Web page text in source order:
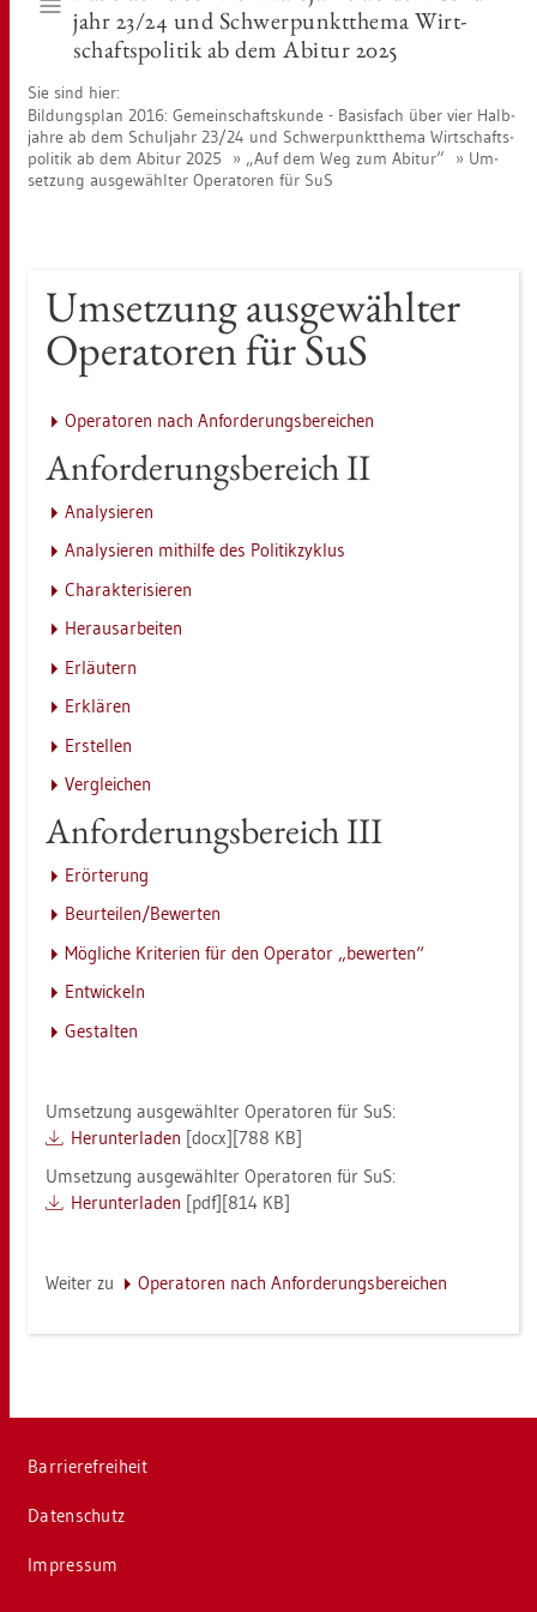
jahr 23/24 und Schwer­punkt­the­ma Wirt­
schafts­po­li­tik ab dem Ab­itur 2025
Sie sind hier:
Bil­dungs­plan 2016: Ge­mein­schafts­kun­de - Ba­sis­fach über vier Halb­
jah­re ab dem Schul­jahr 23/24 und Schwer­punkt­the­ma Wirt­schafts­
po­li­tik ab dem Ab­itur 2025
„Auf dem Weg zum Ab­itur“
Um­
set­zung aus­ge­wähl­ter Ope­ra­to­ren für SuS
Um­set­zung aus­ge­wähl­ter
Ope­ra­to­ren für SuS
Ope­ra­to­ren nach An­for­de­rungs­be­rei­chen
An­for­de­rungs­be­reich II
Ana­ly­sie­ren
Ana­ly­sie­ren mit­hil­fe des Po­li­tik­zy­klus
Cha­rak­te­ri­sie­ren
Her­aus­ar­bei­ten
Er­läu­tern
Er­klä­ren
Er­stel­len
Ver­glei­chen
An­for­de­rungs­be­reich III
Er­ör­te­rung
Be­ur­tei­len/Be­wer­ten
Mög­li­che Kri­te­ri­en für den Ope­ra­tor „be­wer­ten“
Ent­wi­ckeln
Ge­stal­ten
Um­set­zung aus­ge­wähl­ter Ope­ra­to­ren für SuS:
Her­un­ter­la­den [docx][788 KB]
Um­set­zung aus­ge­wähl­ter Ope­ra­to­ren für SuS:
Her­un­ter­la­den [pdf][814 KB]
Wei­ter zu Ope­ra­to­ren nach An­for­de­rungs­be­rei­chen
Bar­rie­re­frei­heit
Da­ten­schutz
Im­pres­sum